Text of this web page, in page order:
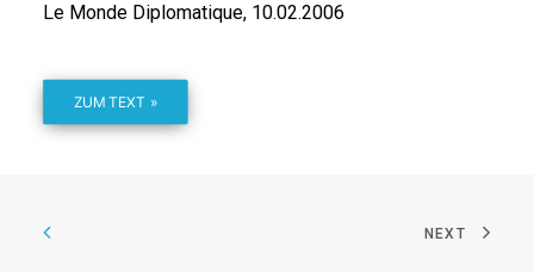
Le Monde Diplomatique, 10.02.2006
ZUM TEXT »
NEXT